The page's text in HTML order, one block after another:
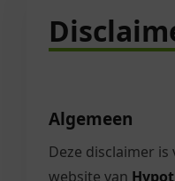
Algemeen
Deze disclaimer
website van